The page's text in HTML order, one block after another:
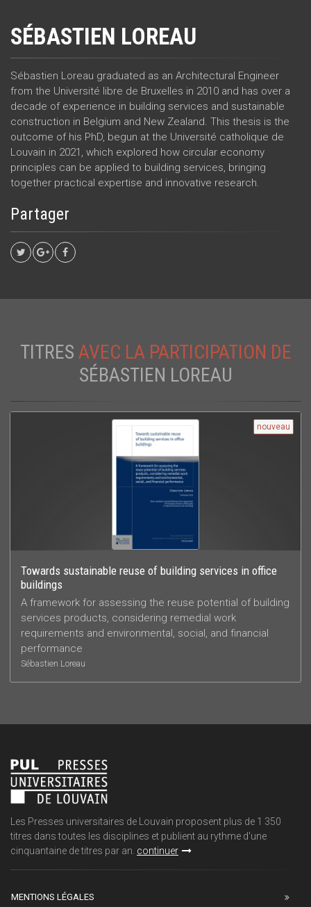
SÉBASTIEN LOREAU
Sébastien Loreau graduated as an Architectural Engineer
from the Université libre de Bruxelles in 2010 and has over a
decade of experience in building services and sustainable
construction in Belgium and New Zealand. This thesis is the
outcome of his PhD, begun at the Université catholique de
Louvain in 2021, which explored how circular economy
principles can be applied to building services, bringing
together practical expertise and innovative research.
Partager
TITRES AVEC LA PARTICIPATION DE
SÉBASTIEN LOREAU
nouveau
Towards sustainable reuse of building services in office
buildings
A framework for assessing the reuse potential of building
services products, considering remedial work
requirements and environmental, social, and financial
performance
Sébastien Loreau
Les Presses universitaires de Louvain proposent plus de 1 350
titres dans toutes les disciplines et publient au rythme d'une
cinquantaine de titres par an. continuer
MENTIONS LÉGALES